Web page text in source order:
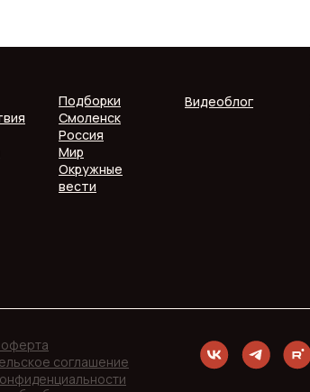
Подборки
Смоленск
Россия
Мир
Окружные
вести
Видеоблог
соглашение